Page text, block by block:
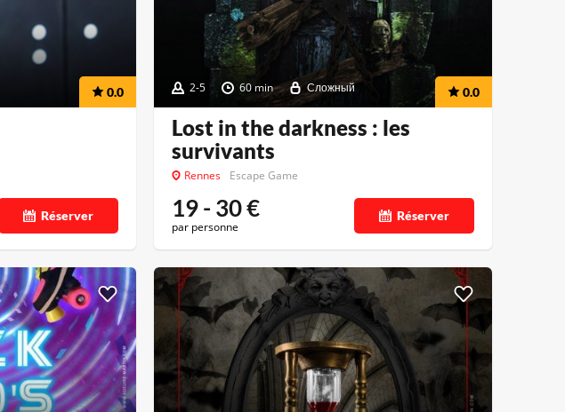
0.0
Réserver
2-5 60 min Сложный 0.0
Lost in the darkness : les
survivants
Rennes Escape Game
19 - 30€
par personne
Réserver